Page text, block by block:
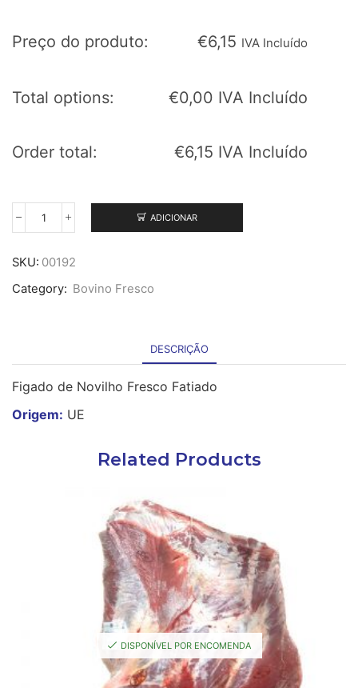
Preço do produto: €6,15 IVA Incluído
Total options: €0,00 IVA Incluído
Order total: €6,15 IVA Incluído
Quantidade
Fígado
Novilho
ADICIONAR
SKU: 00192
Category: Bovino Fresco
DESCRIÇÃO
Figado de Novilho Fresco Fatiado
Origem: UE
Related Products
DISPONÍVEL POR ENCOMENDA